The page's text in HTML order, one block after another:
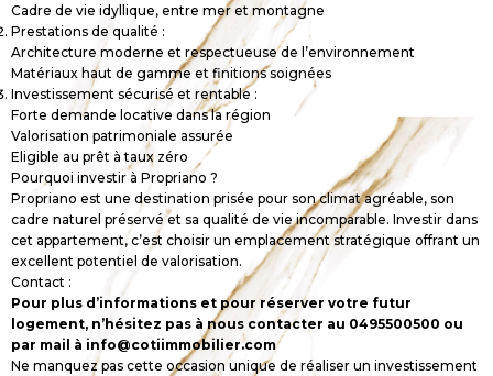
Cadre de vie idyllique, entre mer et montagne
Prestations de qualité :
Architecture moderne et respectueuse de l’environnement
Matériaux haut de gamme et finitions soignées
Investissement sécurisé et rentable :
Forte demande locative dans la région
Valorisation patrimoniale assurée
Eligible au prêt à taux zéro
Pourquoi investir à Propriano ?
Propriano est une destination prisée pour son climat agréable, son
cadre naturel préservé et sa qualité de vie incomparable. Investir dans
cet appartement, c’est choisir un emplacement stratégique offrant un
excellent potentiel de valorisation.
Contact :
Pour plus d’informations et pour réserver votre futur
logement, n’hésitez pas à nous contacter au 0495500500 ou
par mail à info@cotiimmobilier.com
Ne manquez pas cette occasion unique de réaliser un investissement